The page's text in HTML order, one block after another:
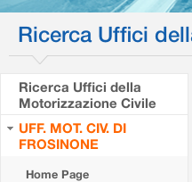
Ricerca Uffici
Ricerca Uffici della
Motorizzazione Civile
UFF. MOT. CIV. DI
FROSINONE
Home Page